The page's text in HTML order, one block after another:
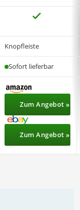
Knopfleiste
Sofort lieferbar
Zum Angebot »
Zum Angebot »